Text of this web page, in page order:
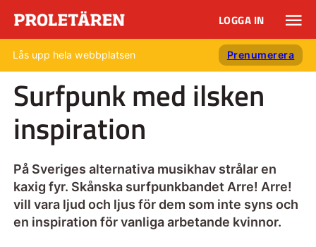
LOGGA IN
Lås upp hela webbplatsen Prenumerera
Surfpunk med ilsken
inspiration
På Sveriges alternativa musikhav strålar en
kaxig fyr. Skånska surfpunkbandet Arre! Arre!
vill vara ljud och ljus för dem som inte syns och
en inspiration för vanliga arbetande kvinnor.